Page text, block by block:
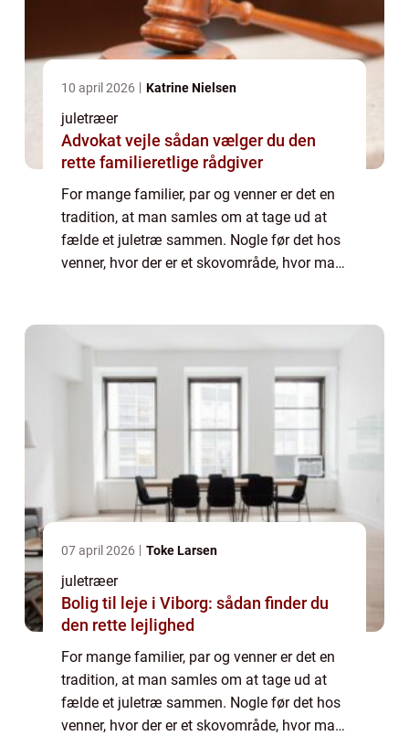
10 april 2026 Katrine Nielsen
juletræer
Advokat vejle sådan vælger du den
rette familieretlige rådgiver
For mange familier, par og venner er det en
tradition, at man samles om at tage ud at
fælde et juletræ sammen. Nogle før det hos
venner, hvor der er et skovområde, hvor man
07 april 2026 Toke Larsen
juletræer
Bolig til leje i Viborg: sådan finder du
den rette lejlighed
For mange familier, par og venner er det en
tradition, at man samles om at tage ud at
fælde et juletræ sammen. Nogle før det hos
venner, hvor der er et skovområde, hvor man